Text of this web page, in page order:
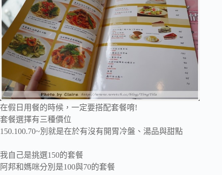
在假日用餐的時候，一定要搭配套餐唷!
套餐選擇有三種價位
150.100.70~別就是在於有沒有開胃冷盤、湯品與甜點
我自己是挑選150的套餐
阿邦和媽咪分別是100與70的套餐